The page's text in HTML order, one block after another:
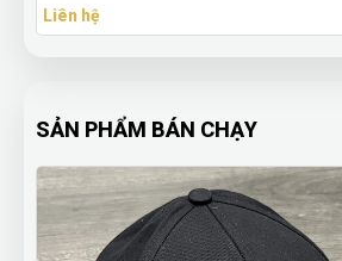
Liên hệ
SẢN PHẨM BÁN CHẠY